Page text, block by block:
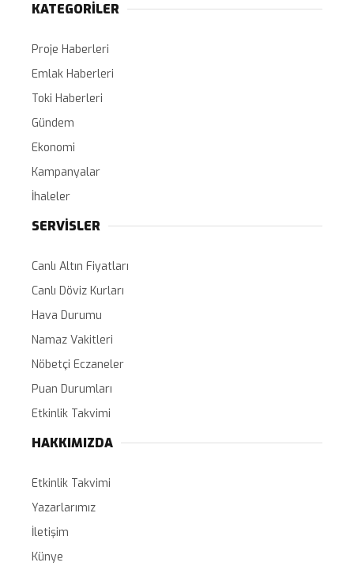
KATEGORİLER
Proje Haberleri
Emlak Haberleri
Toki Haberleri
Gündem
Ekonomi
Kampanyalar
İhaleler
SERVİSLER
Canlı Altın Fiyatları
Canlı Döviz Kurları
Hava Durumu
Namaz Vakitleri
Nöbetçi Eczaneler
Puan Durumları
Etkinlik Takvimi
HAKKIMIZDA
Etkinlik Takvimi
Yazarlarımız
İletişim
Künye